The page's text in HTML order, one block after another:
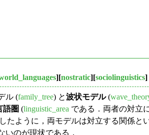
][nostratic][sociolinguistics]
ル (family_tree) と波状モデル(
語圏 (linguistic_area である．両者の対立
たように，両モデルは対立する関係と
いのが現状である．